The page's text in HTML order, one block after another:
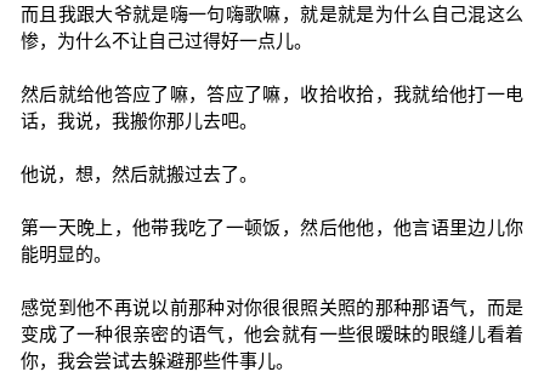
而且我跟大爷就是嗨一句嗨歌嘛，就是就是为什么自己混这么
惨，为什么不让自己过得好一点儿。
然后就给他答应了嘛，答应了嘛，收拾收拾，我就给他打一电
话，我说，我搬你那儿去吧。
他说，想，然后就搬过去了。
第一天晚上，他带我吃了一顿饭，然后他他，他言语里边儿你
能明显的。
感觉到他不再说以前那种对你很很照关照的那种那语气，而是
变成了一种很亲密的语气，他会就有一些很暧昧的眼缝儿看着
你，我会尝试去躲避那些件事儿。